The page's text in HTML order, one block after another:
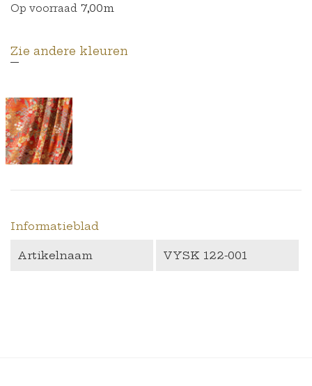
Op voorraad 7,00m
Zie andere kleuren
Informatieblad
Artikelnaam VYSK 122-001